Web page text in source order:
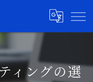
ィングの選